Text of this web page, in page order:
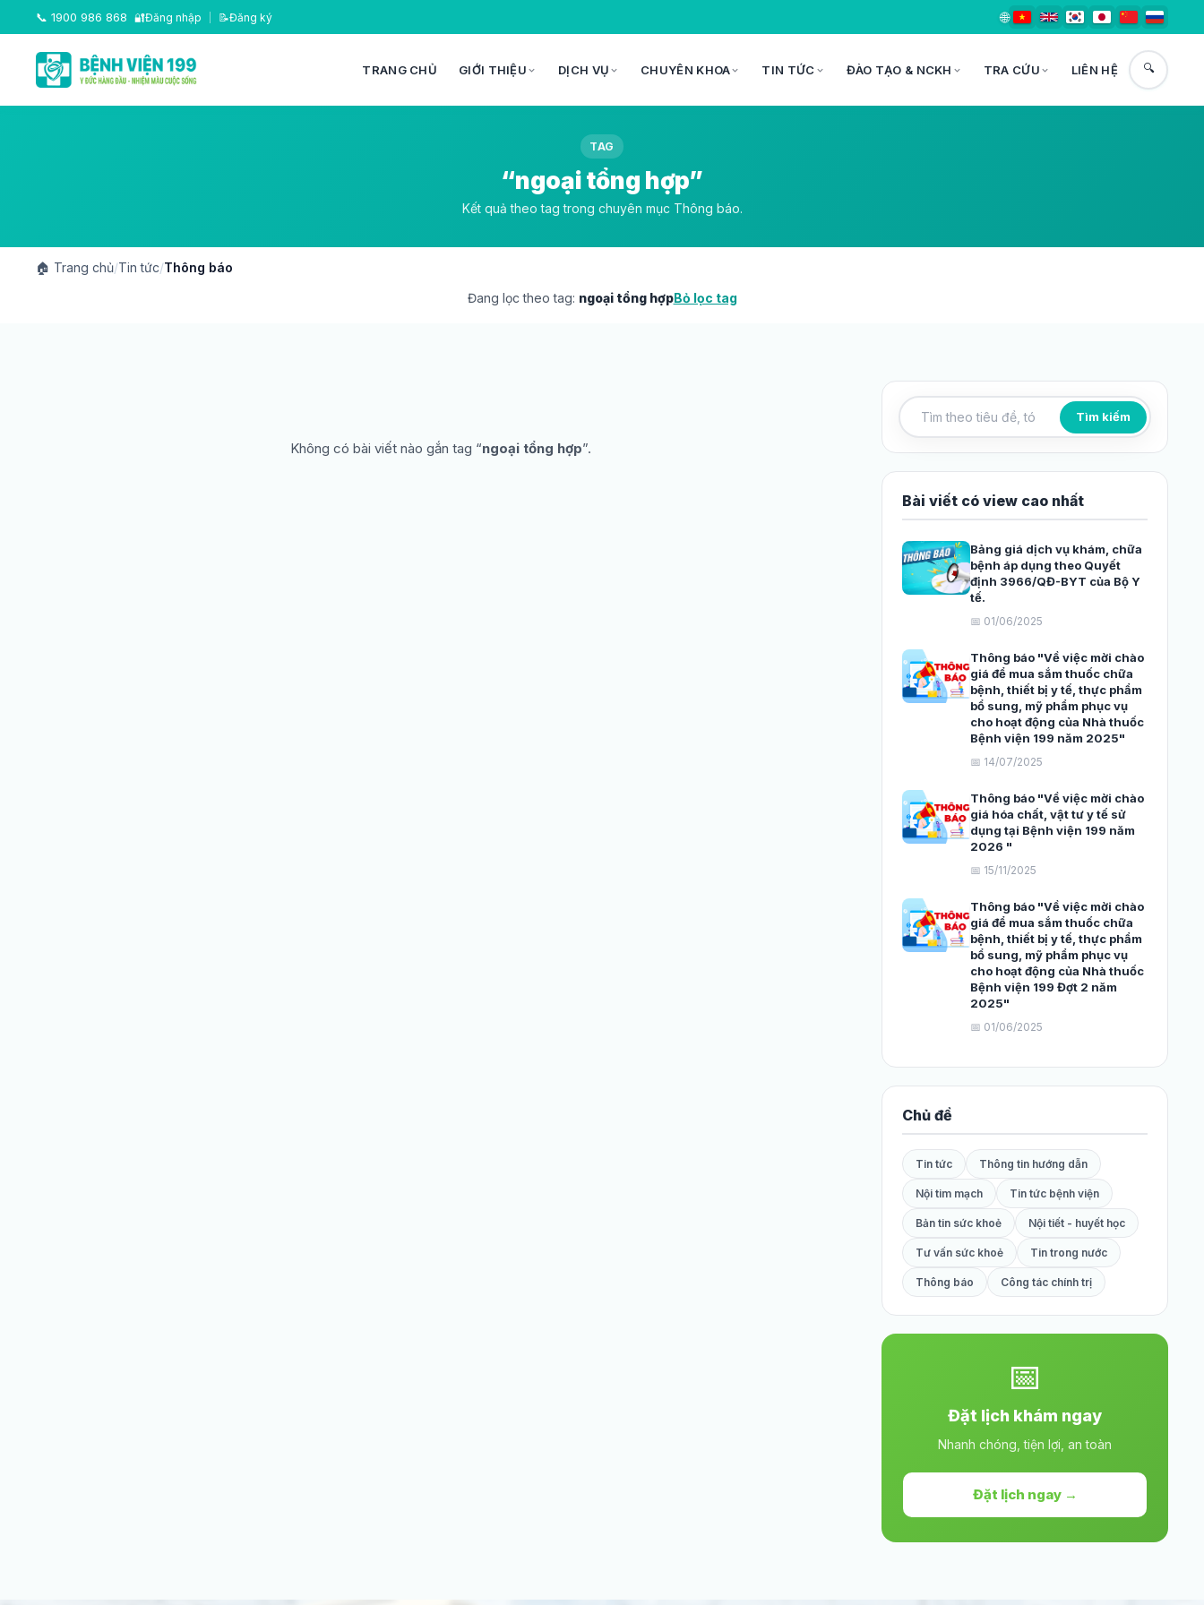
📞 1900 986 868 🔐Đăng nhập 📝Đăng ký 🌐
TRANG CHỦ GIỚI THIỆU DỊCH VỤ CHUYÊN KHOA TIN TỨC ĐÀO TẠO & NCKH TRA CỨU LIÊN HỆ 🔍
TAG
“ngoại tổng hợp”
Kết quả theo tag trong chuyên mục Thông báo.
🏠 Trang chủ/Tin tức/Thông báo
Đang lọc theo tag: ngoại tổng hợpBỏ lọc tag
Không có bài viết nào gắn tag “ngoại tổng hợp”.
Tìm kiếm bài viết
Tìm kiếm
Bài viết có view cao nhất
Bảng giá dịch vụ khám, chữa
bệnh áp dụng theo Quyết
định 3966/QĐ-BYT của Bộ Y
tế.
📅 01/06/2025
Thông báo "Về việc mời chào
giá để mua sắm thuốc chữa
bệnh, thiết bị y tế, thực phẩm
bổ sung, mỹ phẩm phục vụ
cho hoạt động của Nhà thuốc
Bệnh viện 199 năm 2025"
📅 14/07/2025
Thông báo "Về việc mời chào
giá hóa chất, vật tư y tế sử
dụng tại Bệnh viện 199 năm
2026 "
📅 15/11/2025
Thông báo "Về việc mời chào
giá để mua sắm thuốc chữa
bệnh, thiết bị y tế, thực phẩm
bổ sung, mỹ phẩm phục vụ
cho hoạt động của Nhà thuốc
Bệnh viện 199 Đợt 2 năm
2025"
📅 01/06/2025
Chủ đề
Tin tức Thông tin hướng dẫn
Nội tim mạch Tin tức bệnh viện
Bản tin sức khoẻ Nội tiết - huyết học
Tư vấn sức khoẻ Tin trong nước
Thông báo Công tác chính trị
📅
Đặt lịch khám ngay
Nhanh chóng, tiện lợi, an toàn
Đặt lịch ngay →